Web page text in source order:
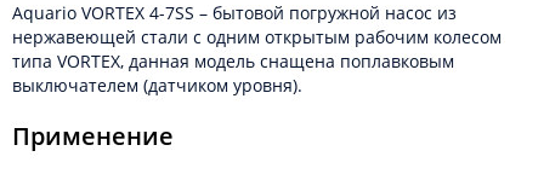
Aquario VORTEX 4-7SS – бытовой погружной насос из
нержавеющей стали с одним открытым рабочим колесом
типа VORTEX, данная модель снащена поплавковым
выключателем (датчиком уровня).
Применение